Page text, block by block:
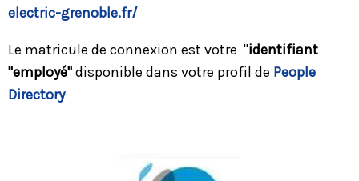
electric-grenoble.fr/
Le matricule de connexion est votre "identifiant
"employé"disponible dans votre profil de People
Directory